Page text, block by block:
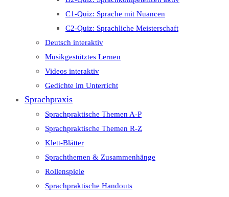
C1-Quiz: Sprache mit Nuancen
C2-Quiz: Sprachliche Meisterschaft
Deutsch interaktiv
Musikgestütztes Lernen
Videos interaktiv
Gedichte im Unterricht
Sprachpraxis
Sprachpraktische Themen A-P
Sprachpraktische Themen R-Z
Klett-Blätter
Sprachthemen & Zusammenhänge
Rollenspiele
Sprachpraktische Handouts